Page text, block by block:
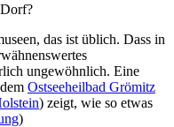
das ist üblich. Dass in
ungewöhnlich. Eine
Ostseeheilbad Grömitz
) zeigt, wie so etwas
)